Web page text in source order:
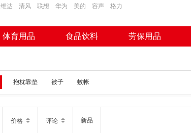
维达 清风 联想 华为 美的 容声 格力
体育用品 食品饮料 劳保用品
抱枕靠垫 被子 蚊帐
价格 评论 新品